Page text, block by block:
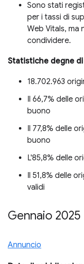
Sono stati
per i tassi di
Web Vitals, ma
condividere.
Statistiche degne
18.702.963
Il 66,7% delle
buono
Il 77,8% delle
buono
L'85,8% delle
Il 51,8% delle
validi
Gennaio 2025
Annuncio